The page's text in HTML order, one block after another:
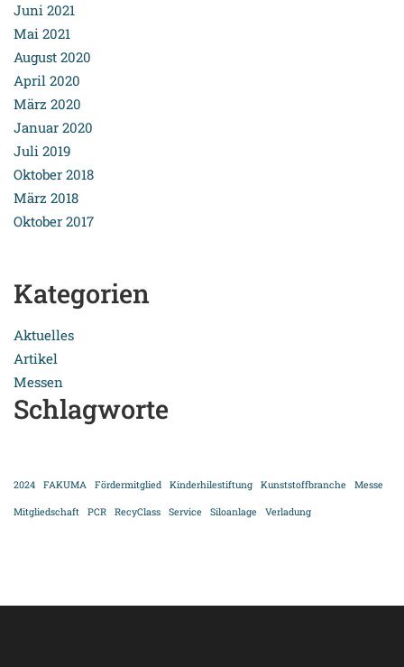
Juni 2021
Mai 2021
August 2020
April 2020
März 2020
Januar 2020
Juli 2019
Oktober 2018
März 2018
Oktober 2017
Kategorien
Aktuelles
Artikel
Messen
Schlagworte
2024 FAKUMA Fördermitglied Kinderhilestiftung Kunststoffbranche Messe
Mitgliedschaft PCR RecyClass Service Siloanlage Verladung